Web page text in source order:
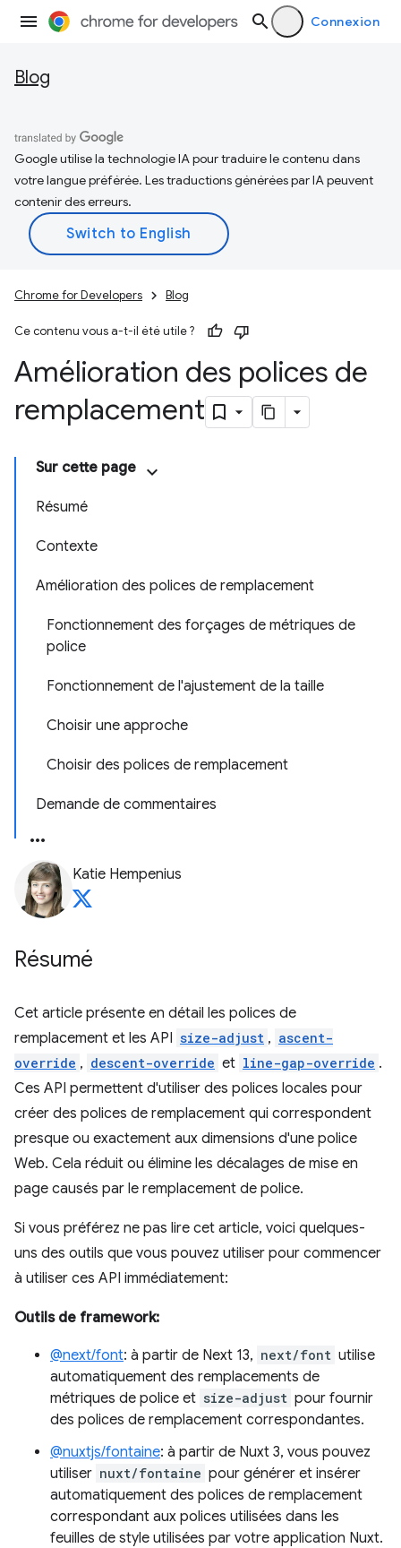
Connexion
Blog
Google utilise la technologie IA pour traduire le contenu dans
votre langue préférée. Les traductions générées par IA peuvent
contenir des erreurs.
Chrome for Developers Blog
Ce contenu vous a-t-il été utile ?
Amélioration des polices de
remplacement
Sur cette page
Résumé
Contexte
Amélioration des polices de remplacement
Fonctionnement des forçages de métriques de
police
Fonctionnement de l'ajustement de la taille
Choisir une approche
Choisir des polices de remplacement
Demande de commentaires
Katie Hempenius
Résumé
Cet article présente en détail les polices de
remplacement et les API size-adjust , ascent-
override , descent-override et line-gap-override .
Ces API permettent d'utiliser des polices locales pour
créer des polices de remplacement qui correspondent
presque ou exactement aux dimensions d'une police
Web. Cela réduit ou élimine les décalages de mise en
page causés par le remplacement de police.
Si vous préférez ne pas lire cet article, voici quelques-
uns des outils que vous pouvez utiliser pour commencer
à utiliser ces API immédiatement:
Outils de framework:
@next/font: à partir de Next 13, next/font utilise
automatiquement des remplacements de
métriques de police et size-adjust pour fournir
des polices de remplacement correspondantes.
@nuxtjs/fontaine: à partir de Nuxt 3, vous pouvez
utiliser nuxt/fontaine pour générer et insérer
automatiquement des polices de remplacement
correspondant aux polices utilisées dans les
feuilles de style utilisées par votre application Nuxt.